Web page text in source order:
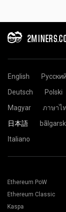
English Русский
Deutsch
Polski
Magyar
ภาษาไ
日本語
Italiano
Ethereum PoW
Ethereum Classic
Kaspa